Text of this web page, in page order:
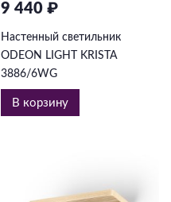
9 440 ₽
Настенный светильник
ODEON LIGHT KRISTA
3886/6WG
В корзину